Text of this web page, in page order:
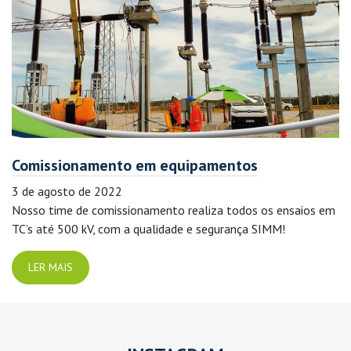
Comissionamento em equipamentos
3 de agosto de 2022
Nosso time de comissionamento realiza todos os ensaios em
TC’s até 500 kV, com a qualidade e segurança SIMM!
LER MAIS